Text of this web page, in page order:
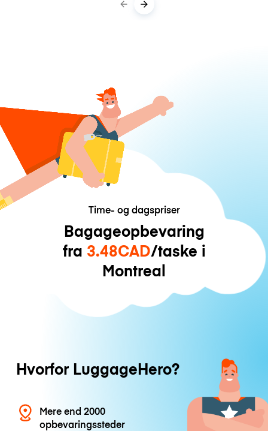
Time- og dagspriser
Bagageopbevaring
fra 3.48CAD/taske i
Montreal
Hvorfor LuggageHero?
Mere end 2000
opbevaringssteder